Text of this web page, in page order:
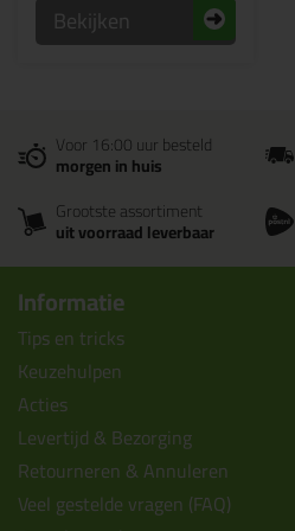
Bekijken
Voor 16:00 uur besteld
morgen in huis
Grootste assortiment
uit voorraad leverbaar
Informatie
Tips en tricks
Keuzehulpen
Acties
Levertijd & Bezorging
Retourneren & Annuleren
Veel gestelde vragen (FAQ)